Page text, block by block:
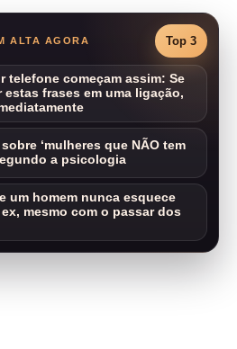
ALTA AGORA Top 3
telefone começam assim: Se
estas frases em uma ligação,
‘mulheres que NÃO tem
a psicologia
um homem nunca esquece
mesmo com o passar dos